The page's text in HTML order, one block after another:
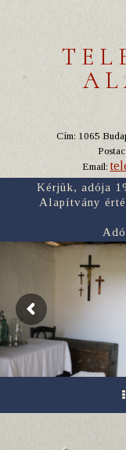
Cím: 1065
Email:
Kérjük, adója
Alapítvány